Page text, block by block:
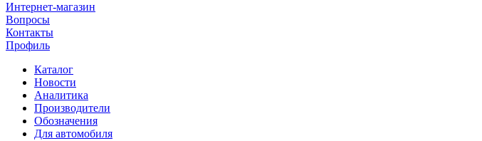
Интернет-магазин
Вопросы
Контакты
Профиль
Каталог
Новости
Аналитика
Производители
Обозначения
Для автомобиля